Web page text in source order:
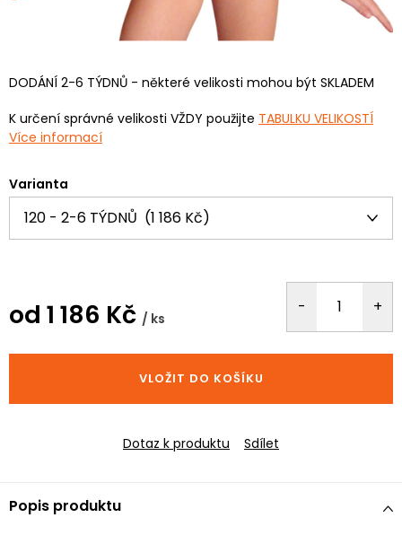
DODÁNÍ 2-6 TÝDNŮ - některé velikosti mohou být SKLADEM
K určení správné velikosti VŽDY použijte TABULKU VELIKOSTÍ
Více informací
Varianta
od 1 186 Kč / ks
cena:
VLOŽIT DO KOŠÍKU
Dotaz k produktu Sdílet
Popis produktu